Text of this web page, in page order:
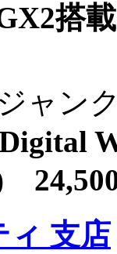
搭
ャン
ィ 支店